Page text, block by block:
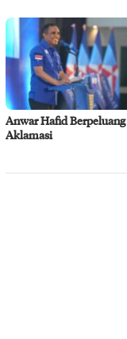
Anwar Hafid Berpeluang
Aklamasi